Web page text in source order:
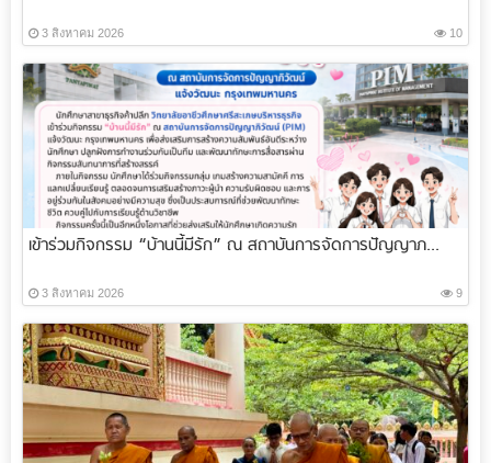
3 สิงหาคม 2026 10
เข้าร่วมกิจกรรม “บ้านนี้มีรัก” ณ สถาบันการจัดการปัญญาภ...
3 สิงหาคม 2026 9